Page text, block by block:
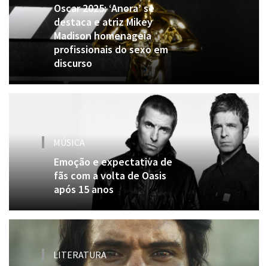
Oscar 2025: ‘Anora’ se
destaca e atriz Mikey
Madison homenageia
profissionais do sexo em
discurso
MÚSICA
Emoção e expectativa de
fãs com a volta de Oasis
após 15 anos
LITERATURA